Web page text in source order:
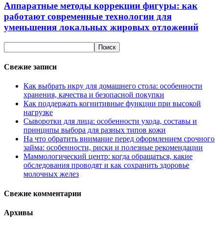
Аппаратные методы коррекции фигуры: как
работают современные технологии для
уменьшения локальных жировых отложений
Свежие записи
Как выбрать икру для домашнего стола: особенности
хранения, качества и безопасной покупки
Как поддержать когнитивные функции при высокой
нагрузке
Сыворотки для лица: особенности ухода, составы и
принципы выбора для разных типов кожи
На что обратить внимание перед оформлением срочного
займа: особенности, риски и полезные рекомендации
Маммологический центр: когда обращаться, какие
обследования проводят и как сохранить здоровье
молочных желез
Свежие комментарии
Архивы